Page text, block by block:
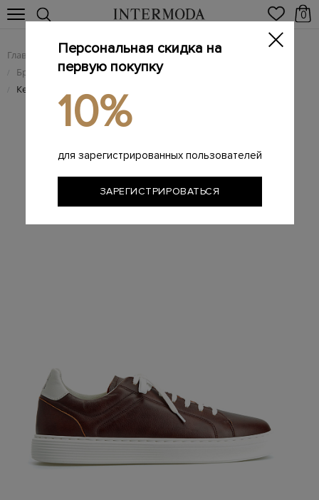
0
Главная Мужчинам / Брендовая мужская обувь
/ Брендовые мужские кеды
/ Кеды из окрашенной вручную кожи с контрастной отделкой
Персональная скидка на
первую покупку
10%
для зарегистрированных пользователей
ЗАРЕГИСТРИРОВАТЬСЯ